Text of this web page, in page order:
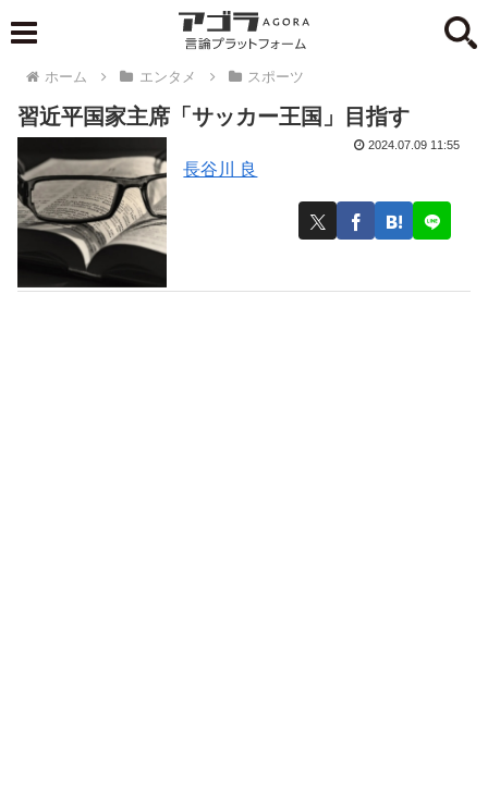
ホーム エンタメ スポーツ
習近平国家主席「サッカー王国」目指す
長谷川 良
2024.07.09 11:55